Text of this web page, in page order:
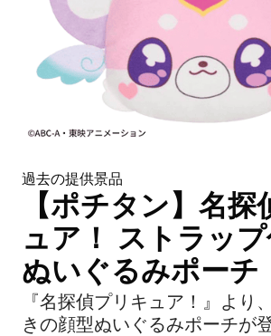
過去の提供景品
【ポチタン】名探
ュア！ ストラッ
ぬいぐるみポーチ
『名探偵プリキュア！』より
きの顔型ぬいぐるみポーチが